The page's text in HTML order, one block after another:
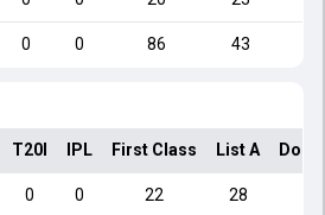
0 0 86 43
T20I IPL First Class List A
0 0 22 28